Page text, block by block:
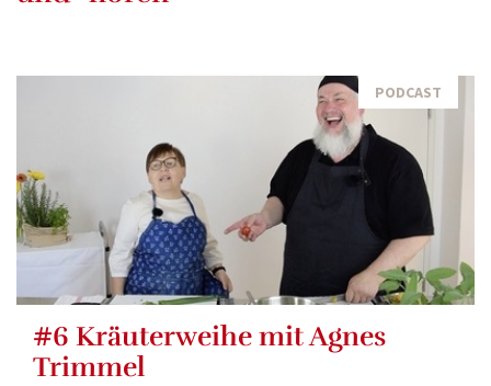
PODCAST
#6 Kräuterweihe mit Agnes
Trimmel